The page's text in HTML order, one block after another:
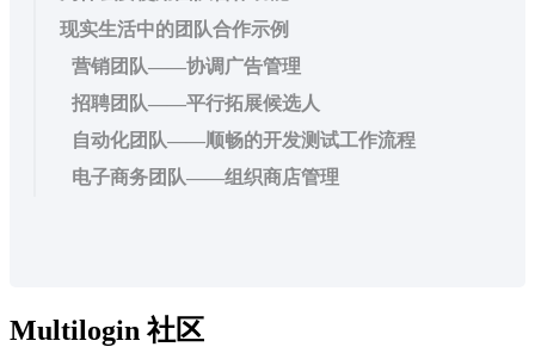
现实生活中的团队合作示例
营销团队——协调广告管理
招聘团队——平行拓展候选人
自动化团队——顺畅的开发测试工作流程
电子商务团队——组织商店管理
Multilogin 社区